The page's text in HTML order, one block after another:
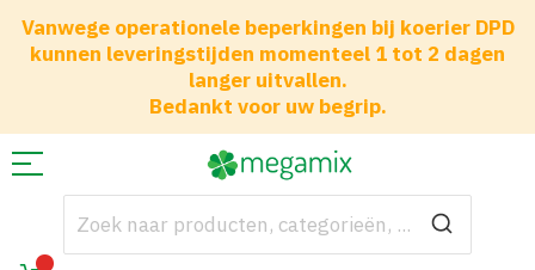
Vanwege operationele beperkingen bij koerier DPD
kunnen leveringstijden momenteel 1 tot 2 dagen
langer uitvallen.
Bedankt voor uw begrip.